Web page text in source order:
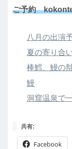
ご予約
八月の出演
夏の寄り合
棒鱈、鰻の
鰻
洞窟温泉で
共有:
Facebook